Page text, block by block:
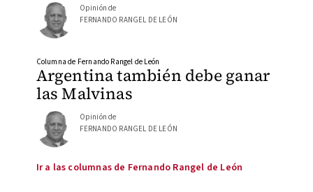
Opinión de
FERNANDO RANGEL DE LEÓN
Argentina también debe ganar
las Malvinas
Columna de Fernando Rangel de León
Opinión de
FERNANDO RANGEL DE LEÓN
Ir a las columnas de Fernando Rangel de León